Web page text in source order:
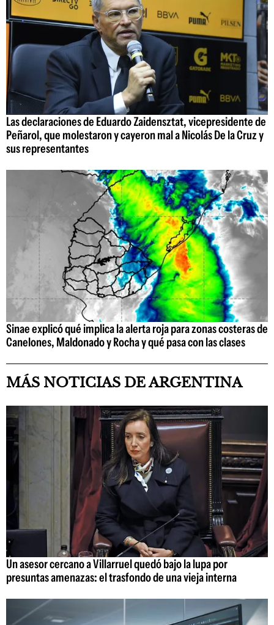
Las declaraciones de Eduardo Zaidensztat, vicepresidente de
Peñarol, que molestaron y cayeron mal a Nicolás De la Cruz y
sus representantes
Sinae explicó qué implica la alerta roja para zonas costeras de
Canelones, Maldonado y Rocha y qué pasa con las clases
MÁS NOTICIAS DE ARGENTINA
Un asesor cercano a Villarruel quedó bajo la lupa por
presuntas amenazas: el trasfondo de una vieja interna